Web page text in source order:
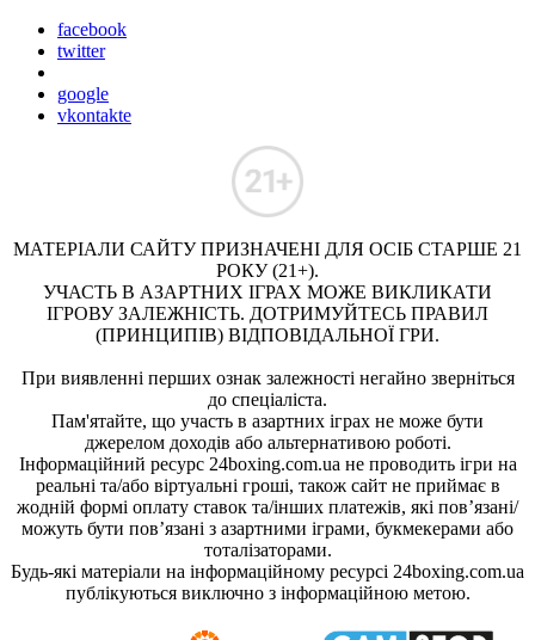
facebook
twitter
google
vkontakte
МАТЕРІАЛИ САЙТУ ПРИЗНАЧЕНІ ДЛЯ ОСІБ СТАРШЕ 21
РОКУ (21+).
УЧАСТЬ В АЗАРТНИХ ІГРАХ МОЖЕ ВИКЛИКАТИ
ІГРОВУ ЗАЛЕЖНІСТЬ. ДОТРИМУЙТЕСЬ ПРАВИЛ
(ПРИНЦИПІВ) ВІДПОВІДАЛЬНОЇ ГРИ.
При виявленні перших ознак залежності негайно зверніться
до спеціаліста.
Пам'ятайте, що участь в азартних іграх не може бути
джерелом доходів або альтернативою роботі.
Інформаційний ресурс 24boxing.com.ua не проводить ігри на
реальні та/або віртуальні гроші, також сайт не приймає в
жодній формі оплату ставок та/інших платежів, які пов’язані/
можуть бути пов’язані з азартними іграми, букмекерами або
тоталізаторами.
Будь-які матеріали на інформаційному ресурсі 24boxing.com.ua
публікуються виключно з інформаційною метою.